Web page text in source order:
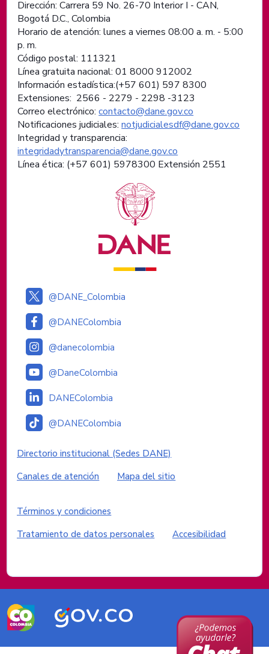
Dirección: Carrera 59 No. 26-70 Interior I - CAN,
Bogotá D.C., Colombia
Horario de atención: lunes a viernes 08:00 a. m. - 5:00
p. m.
Código postal: 111321
Línea gratuita nacional: 01 8000 912002
Información estadística:(+57 601) 597 8300
Extensiones: 2566 - 2279 - 2298 -3123
Correo electrónico:contacto@dane.gov.co
Notificaciones judiciales:notjudicialesdf@dane.gov.co
Integridad y transparencia:
integridadytransparencia@dane.gov.co
Línea ética: (+57 601) 5978300 Extensión 2551
Logos institucionales
@DANE_Colombia
@DANEColombia
@danecolombia
@DaneColombia
DANEColombia
@DANEColombia
Enlaces institucionales
Directorio institucional (Sedes DANE)
Canales de atención
Mapa del sitio
Enlaces del sitio
Términos y condiciones
Tratamiento de datos personales
Accesibilidad
Logos del Gobierno de Colombia
Logo
marca
Logo